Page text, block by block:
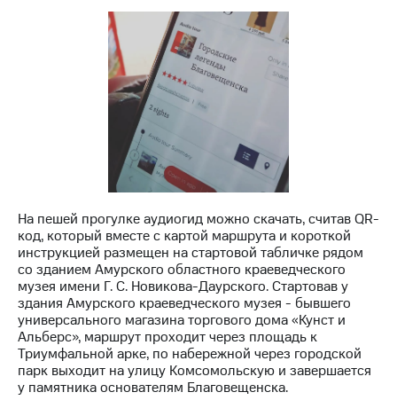
Корпоративное
управление
Корпоративный
секретарь
Раскрытие
информации
Информация
акционерам
Документы
"МТС"
Собрания
акционеров
Личный
кабинет
акционера
Акционерный
капитал
Контроль
и
аудит
На пешей прогулке аудиогид можно скачать, считав QR-
код, который вместе с картой маршрута и короткой
инструкцией размещен на стартовой табличке рядом
со зданием Амурского областного краеведческого
музея имени Г. С. Новикова-Даурского. Стартовав у
здания Амурского краеведческого музея - бывшего
универсального магазина торгового дома «Кунст и
Альберс», маршрут проходит через площадь к
Триумфальной арке, по набережной через городской
парк выходит на улицу Комсомольскую и завершается
у памятника основателям Благовещенска.